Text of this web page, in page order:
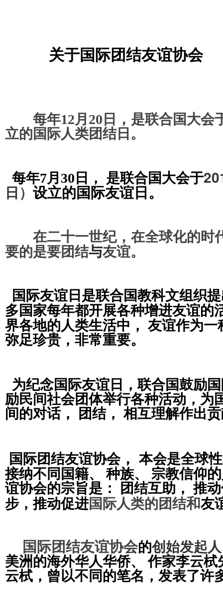
关于国际团结友谊协会
每年12月20日 ， 是联合国大会
立的国际人类团结日。
每年7月30日， 是联合国大会于
日 ） 设立的国际友谊 日 。
在二十一世纪， 在全球化的时
要的是要团结与友谊。
国际友谊日是联合国教科文组织
多国家每年都开展各种增进友谊的
界各地的人类生活中， 友谊作为
弥足珍贵， 非常重要。
为纪念国际友谊日，联合国鼓励
励民间社会团体举行各种活动，为
间的对话， 团结， 相互理解作出
国际团结友谊协会， 本会是全球性
接纳不同国籍、 种族、 宗教信仰
谊协会的宗旨是： 团结互助， 推
步 ，推动促进国际人类的团结和友
国际团结友谊协会的创始发起人
美洲的海外华人华侨、 作家李云栻
云栻 ， 曾以不同的笔名， 发表了许